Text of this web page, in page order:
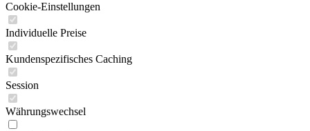
Cookie-Einstellungen
Individuelle Preise
Kundenspezifisches Caching
Session
Währungswechsel